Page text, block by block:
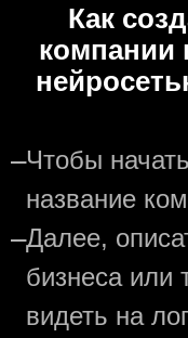
Как
компании
—Чтобы
название
—Далее,
бизнеса или
видеть на